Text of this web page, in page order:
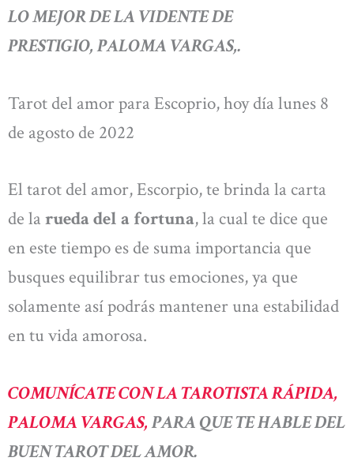
LO MEJOR DE LA VIDENTE DE
PRESTIGIO, PALOMA VARGAS,.
Tarot del amor para Escoprio, hoy día lunes 8
de agosto de 2022
El tarot del amor, Escorpio, te brinda la carta
de la rueda del a fortuna, la cual te dice que
en este tiempo es de suma importancia que
busques equilibrar tus emociones, ya que
solamente así podrás mantener una estabilidad
en tu vida amorosa.
COMUNÍCATE CON LA TAROTISTA RÁPIDA,
PALOMA VARGAS, PARA QUE TE HABLE DEL
BUEN TAROT DEL AMOR.